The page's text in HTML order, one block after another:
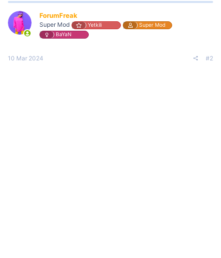
ForumFreak
Super Mod Yetkili
Super Mod
BaYaN
10 Mar 2024 #2